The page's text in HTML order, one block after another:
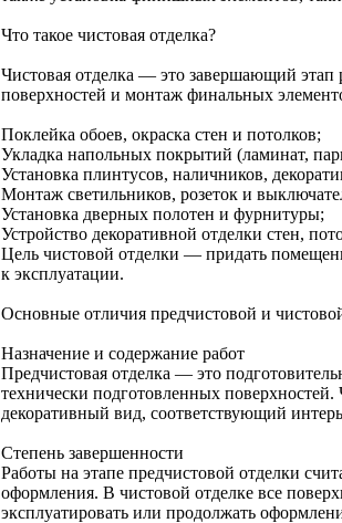
Что такое чистовая отделка?
Чистовая отделка — это завершающий этап
поверхностей и монтаж финальных
Поклейка обоев, окраска стен и потолков;
Укладка напольных покрытий (ламинат,
Установка плинтусов, наличников,
Монтаж светильников, розеток и
Установка дверных полотен и фурнитуры;
Устройство декоративной отделки стен,
Цель чистовой отделки — придать
к эксплуатации.
Основные отличия предчистовой и
Назначение и содержание работ
Предчистовая отделка — это
технически подготовленных
декоративный вид, соответствующий
Степень завершенности
Работы на этапе предчистовой отделки
оформления. В чистовой отделке все
эксплуатировать или продолжать